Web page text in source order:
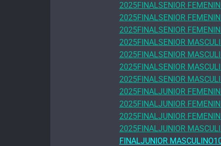
2025FINALSENIOR
2025FINALSENIOR
2025FINALSENIOR
2025FINALSENIOR
2025FINALSENIOR
2025FINALSENIOR
2025FINALSENIOR
2025FINALJUNIOR
2025FINALJUNIOR
2025FINALJUNIOR
2025FINALJUNIOR
FINALJUNIOR